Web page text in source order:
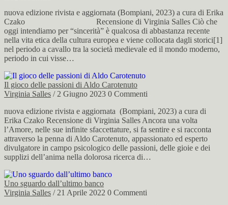
nuova edizione rivista e aggiornata (Bompiani, 2023) a cura di Erika
Czako Recensione di Virginia Salles Ciò che
oggi intendiamo per “sincerità” è qualcosa di abbastanza recente
nella vita etica della cultura europea e viene collocata dagli storici[1]
nel periodo a cavallo tra la società medievale ed il mondo moderno,
periodo in cui visse…
Il gioco delle passioni di Aldo Carotenuto
Virginia Salles / 2 Giugno 2023 0 Commenti
nuova edizione rivista e aggiornata (Bompiani, 2023) a cura di
Erika Czako Recensione di Virginia Salles Ancora una volta
l’Amore, nelle sue infinite sfaccettature, si fa sentire e si racconta
attraverso la penna di Aldo Carotenuto, appassionato ed esperto
divulgatore in campo psicologico delle passioni, delle gioie e dei
supplizi dell’anima nella dolorosa ricerca di…
Uno sguardo dall’ultimo banco
Virginia Salles / 21 Aprile 2022 0 Commenti